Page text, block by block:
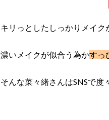
キリっとしたしっかりメイク
濃いメイクが似合う為かすっ
そんな菜々緒さんはSNSで度